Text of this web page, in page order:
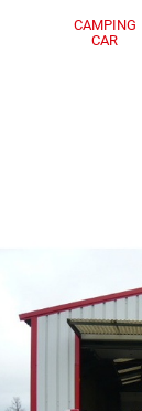
CAMPING
CAR